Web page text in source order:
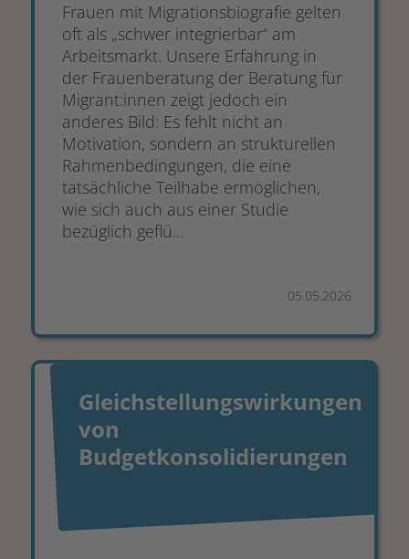
Frauen mit Migrationsbiografie gelten
oft als „schwer integrierbar“ am
Arbeitsmarkt. Unsere Erfahrung in
der Frauenberatung der Beratung für
Migrant:innen zeigt jedoch ein
anderes Bild: Es fehlt nicht an
Motivation, sondern an strukturellen
Rahmenbedingungen, die eine
tatsächliche Teilhabe ermöglichen,
wie sich auch aus einer Studie
bezüglich geflü...
05.05.2026
Gleichstellungswirkungen
von
Budgetkonsolidierungen